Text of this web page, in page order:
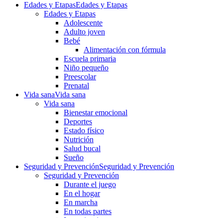
Edades y EtapasEdades y Etapas
Edades y Etapas
Adolescente
Adulto joven
Bebé
Alimentación con fórmula
Escuela primaria
Niño pequeño
Preescolar
Prenatal
Vida sanaVida sana
Vida sana
Bienestar emocional
Deportes
Estado físico
Nutrición
Salud bucal
Sueño
Seguridad y PrevenciónSeguridad y Prevención
Seguridad y Prevención
Durante el juego
En el hogar
En marcha
En todas partes